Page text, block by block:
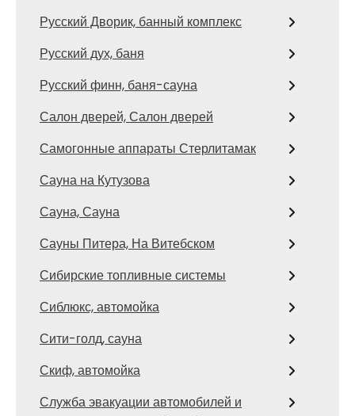
Русский Дворик, банный комплекс
Русский дух, баня
Русский финн, баня-сауна
Салон дверей, Салон дверей
Самогонные аппараты Стерлитамак
Сауна на Кутузова
Сауна, Сауна
Сауны Питера, На Витебском
Сибирские топливные системы
Сиблюкс, автомойка
Сити-голд, сауна
Скиф, автомойка
Служба эвакуации автомобилей и